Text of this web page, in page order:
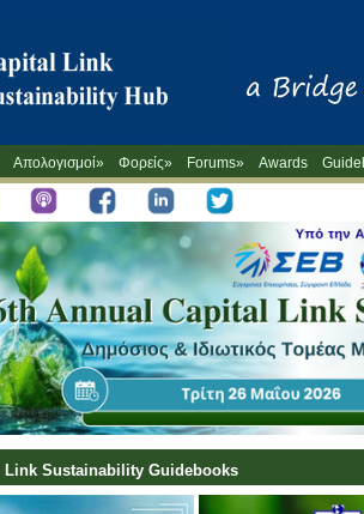
Απολογισμοί» Φορείς» Forums» Awards
Link Sustainability Guidebooks